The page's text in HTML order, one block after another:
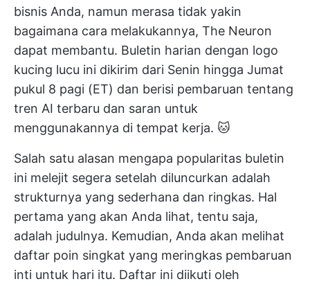
bisnis Anda, namun merasa tidak yakin
bagaimana cara melakukannya, The Neuron
dapat membantu. Buletin harian dengan logo
kucing lucu ini dikirim dari Senin hingga Jumat
pukul 8 pagi (ET) dan berisi pembaruan tentang
tren AI terbaru dan saran untuk
menggunakannya di tempat kerja. 🐱
Salah satu alasan mengapa popularitas buletin
ini melejit segera setelah diluncurkan adalah
strukturnya yang sederhana dan ringkas. Hal
pertama yang akan Anda lihat, tentu saja,
adalah judulnya. Kemudian, Anda akan melihat
daftar poin singkat yang meringkas pembaruan
inti untuk hari itu. Daftar ini diikuti oleh